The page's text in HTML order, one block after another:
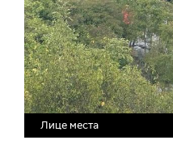
Лице места